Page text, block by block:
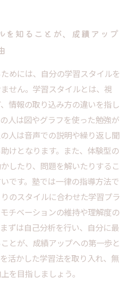
を知ることが、成績アップ
めには、自分の学習スタイルを
せん。学習スタイルとは、視
情報の取り込み方の違いを指し
人は図やグラフを使った勉強が
人は音声での説明や繰り返し聞
けとなります。また、体験型の
したり、問題を解いたりするこ
です。塾では一律の指導方法で
のスタイルに合わせた学習プラ
チベーションの維持や理解度の
ずは自己分析を行い、自分に最
とが、成績アップへの第一歩と
活かした学習法を取り入れ、無
を目指しましょう。